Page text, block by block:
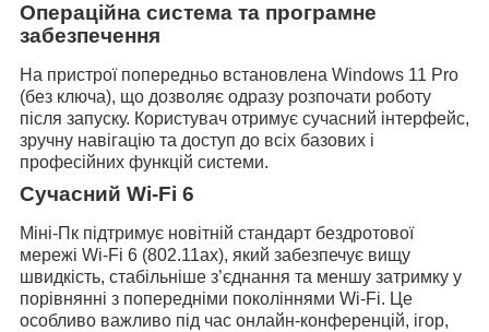
Операційна система та програмне
забезпечення
На пристрої попередньо встановлена Windows 11 Pro
(без ключа), що дозволяє одразу розпочати роботу
після запуску. Користувач отримує сучасний інтерфейс,
зручну навігацію та доступ до всіх базових і
професійних функцій системи.
Сучасний Wi-Fi 6
Міні-Пк підтримує новітній стандарт бездротової
мережі Wi-Fi 6 (802.11ax), який забезпечує вищу
швидкість, стабільніше з’єднання та меншу затримку у
порівнянні з попередніми поколіннями Wi-Fi. Це
особливо важливо під час онлайн-конференцій, ігор,